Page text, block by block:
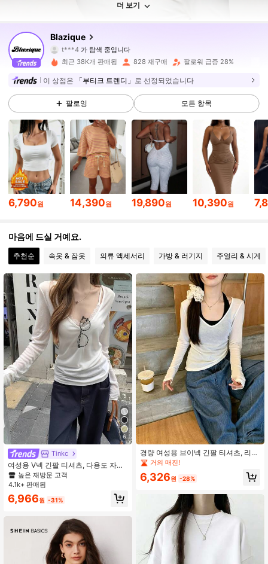
더 보기
Blazique
t***4가 탐색 중입니다
4.79
3.4K 팔로워
4.79 3.4K 팔로워
4.79 3.4K 팔로워
4.79 3.4K 팔로워
4.79 3.4K 팔로워
4.79 3.4K 팔로워
4.79 3.4K 팔로워
4.79 3.4K 팔로워
4.79 3.4K 팔로워
최근 38K개 판매됨 828 재구매 팔로워 급증 28%
이 상점은 「부티크 트렌디」 로 선정되었습니다
팔로잉 모든 항목
6,790원 14,390원 19,890원 10,390원
마음에 드실 거예요.
추천순 속옷 & 잠옷 의류 액세서리 가방 & 러기지 주얼리 & 시계
6
Tinkc
여성용 V넥 긴팔 티셔츠, 다용도 자외
선 차단, 봄 여름 화이트에 적합
높은 재방문 고객
4.1k+ 판매됨
6,966원 -31%
경량 여성용 브이넥 긴팔 티셔츠, 리브
브이넥 긴팔 티셔츠 여름 약간 투명한
자외선 차단 커버업 화이트 캐주얼
거의 매진!
6,326원 -28%